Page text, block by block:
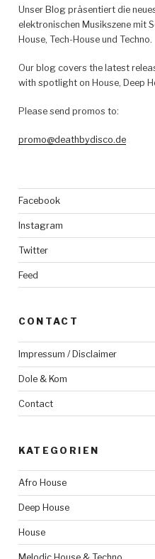
Unser Blog präsentiert die
elektronischen Musikszene mit
House, Tech-House und Techno.
Our blog covers the latest
with spotlight on House, Deep
Please send promos to:
promo@deathbydisco.de
Facebook
Instagram
Twitter
Feed
CONTACT
Impressum / Disclaimer
Dole & Kom
Contact
KATEGORIEN
Afro House
Deep House
House